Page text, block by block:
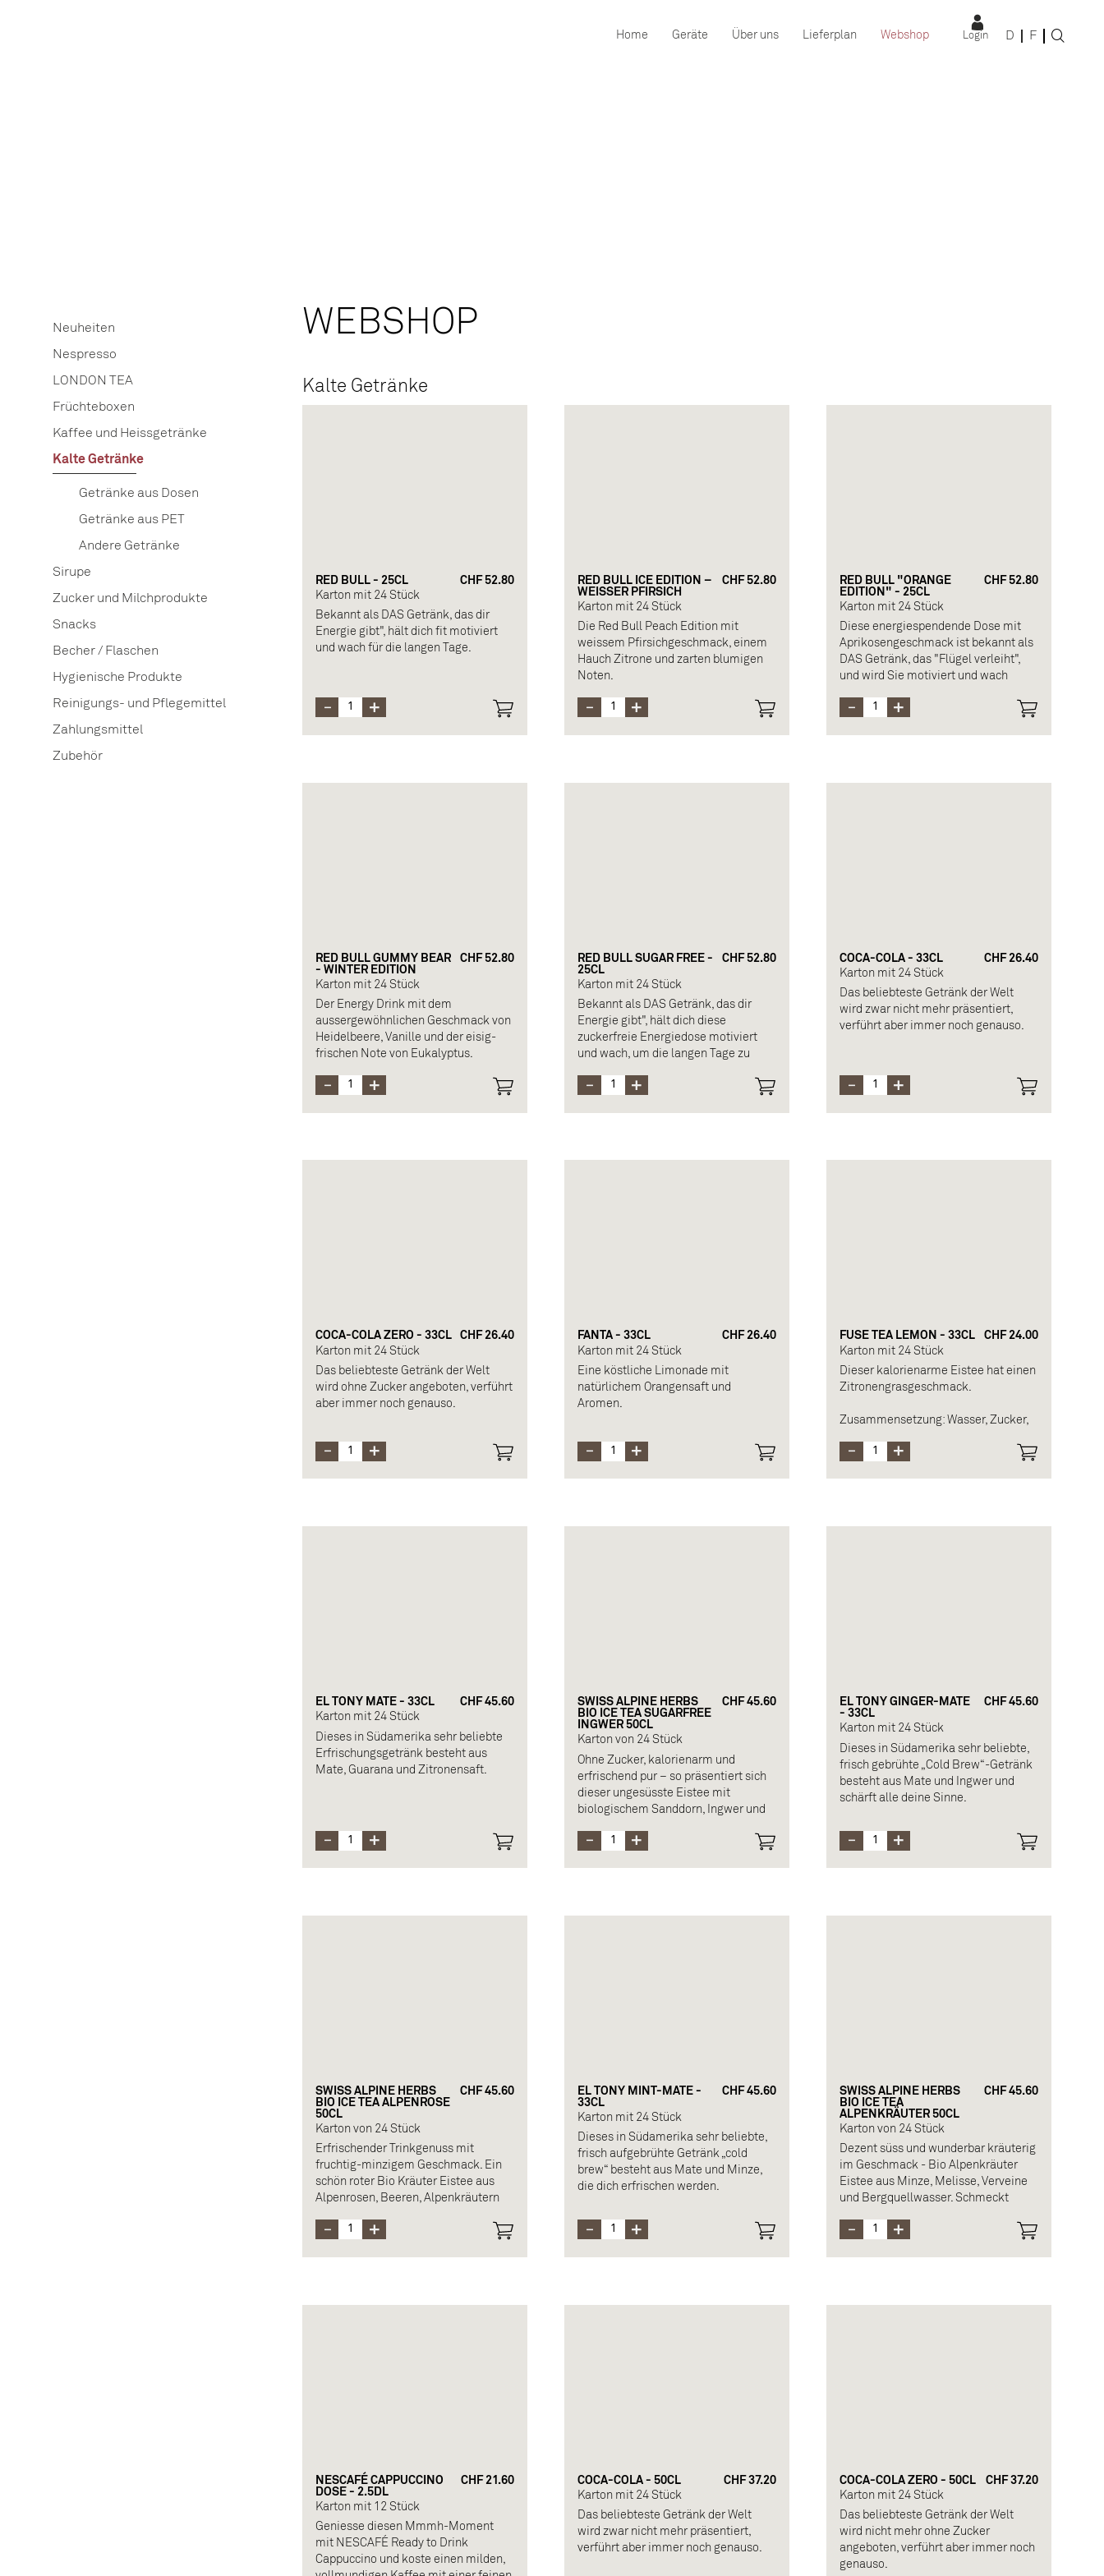
Home Geräte Über uns Lieferplan Webshop Login D F
Neuheiten
Nespresso
LONDON TEA
Früchteboxen
Kaffee und Heissgetränke
Kalte Getränke
Getränke aus Dosen
Getränke aus PET
Andere Getränke
Sirupe
Zucker und Milchprodukte
Snacks
Becher / Flaschen
Hygienische Produkte
Reinigungs- und Pflegemittel
Zahlungsmittel
Zubehör
WEBSHOP
Kalte Getränke
RED BULL - 25CL
CHF 52.80
Karton mit 24 Stück
Bekannt als DAS Getränk, das dir
Energie gibt", hält dich fit motiviert
und wach für die langen Tage.
Kohlensäure, Saccharose, Glukose,
Säuerungsmittel, Taurin, Koffein,
RED BULL ICE EDITION –
WEISSER PFIRSICH
CHF 52.80
Karton mit 24 Stück
Die Red Bull Peach Edition mit
weissem Pfirsichgeschmack, einem
Hauch Zitrone und zarten blumigen
Noten.
RED BULL "ORANGE
EDITION" - 25CL
CHF 52.80
Karton mit 24 Stück
Diese energiespendende Dose mit
Aprikosengeschmack ist bekannt als
DAS Getränk, das "Flügel verleiht",
und wird Sie motiviert und wach
RED BULL GUMMY BEAR
- WINTER EDITION
CHF 52.80
Karton mit 24 Stück
Der Energy Drink mit dem
aussergewöhnlichen Geschmack von
Heidelbeere, Vanille und der eisig-
frischen Note von Eukalyptus.
RED BULL SUGAR FREE -
25CL
CHF 52.80
Karton mit 24 Stück
Bekannt als DAS Getränk, das dir
Energie gibt", hält dich diese
zuckerfreie Energiedose motiviert
und wach, um die langen Tage zu
COCA-COLA - 33CL
CHF 26.40
Karton mit 24 Stück
Das beliebteste Getränk der Welt
wird zwar nicht mehr präsentiert,
verführt aber immer noch genauso.
Kohlensäure, Zucker, Farbstoff,
Karamell, Säuerungsmittel,
COCA-COLA ZERO - 33CL
CHF 26.40
Karton mit 24 Stück
Das beliebteste Getränk der Welt
wird ohne Zucker angeboten, verführt
aber immer noch genauso.
Kohlensäure, Farbstoffe,
FANTA - 33CL
CHF 26.40
Karton mit 24 Stück
Eine köstliche Limonade mit
natürlichem Orangensaft und
Aromen.
Kohlensäure, 10% Orangensaft aus
FUSE TEA LEMON - 33CL
CHF 24.00
Karton mit 24 Stück
Dieser kalorienarme Eistee hat einen
Zitronengrasgeschmack.
Zusammensetzung: Wasser, Zucker,
Extrakt, Zitronensaft aus Konzentrat,
EL TONY MATE - 33CL
CHF 45.60
Karton mit 24 Stück
Dieses in Südamerika sehr beliebte
Erfrischungsgetränk besteht aus
Mate, Guarana und Zitronensaft.
Extrakt.
SWISS ALPINE HERBS
BIO ICE TEA SUGARFREE
INGWER 50CL
CHF 45.60
Karton von 24 Stück
Ohne Zucker, kalorienarm und
erfrischend pur – so präsentiert sich
dieser ungesüsste Eistee mit
biologischem Sanddorn, Ingwer und
EL TONY GINGER-MATE
- 33CL
CHF 45.60
Karton mit 24 Stück
Dieses in Südamerika sehr beliebte,
frisch gebrühte „Cold Brew“-Getränk
besteht aus Mate und Ingwer und
schärft alle deine Sinne.
SWISS ALPINE HERBS
BIO ICE TEA ALPENROSE
50CL
CHF 45.60
Karton von 24 Stück
Erfrischender Trinkgenuss mit
fruchtig-minzigem Geschmack. Ein
schön roter Bio Kräuter Eistee aus
Alpenrosen, Beeren, Alpenkräutern
EL TONY MINT-MATE -
33CL
CHF 45.60
Karton mit 24 Stück
Dieses in Südamerika sehr beliebte,
frisch aufgebrühte Getränk „cold
brew“ besteht aus Mate und Minze,
die dich erfrischen werden.
SWISS ALPINE HERBS
BIO ICE TEA
ALPENKRÄUTER 50CL
CHF 45.60
Karton von 24 Stück
Dezent süss und wunderbar kräuterig
im Geschmack - Bio Alpenkräuter
Eistee aus Minze, Melisse, Verveine
und Bergquellwasser. Schmeckt
NESCAFÉ CAPPUCCINO
DOSE - 2.5DL
CHF 21.60
Karton mit 12 Stück
Geniesse diesen Mmmh-Moment
mit NESCAFÉ Ready to Drink
Cappuccino und koste einen milden,
COCA-COLA - 50CL
CHF 37.20
Karton mit 24 Stück
Das beliebteste Getränk der Welt
wird zwar nicht mehr präsentiert,
verführt aber immer noch genauso.
COCA-COLA ZERO - 50CL
CHF 37.20
Karton mit 24 Stück
Das beliebteste Getränk der Welt
wird nicht mehr ohne Zucker
angeboten, verführt aber immer noch
genauso.